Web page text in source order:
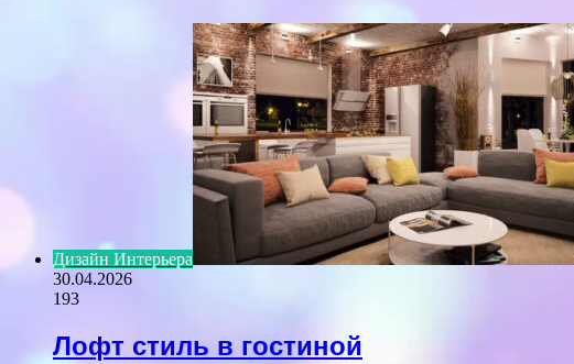
Дизайн Интерьера
30.04.2026
193
Лофт стиль в гостиной